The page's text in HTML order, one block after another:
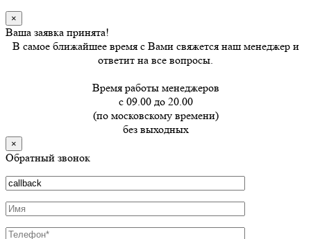
×
Ваша заявка принята!
В самое ближайшее время с Вами свяжется наш менеджер и
ответит на все вопросы.
Время работы менеджеров
с 09.00 до 20.00
(по московскому времени)
без выходных
×
Обратный звонок